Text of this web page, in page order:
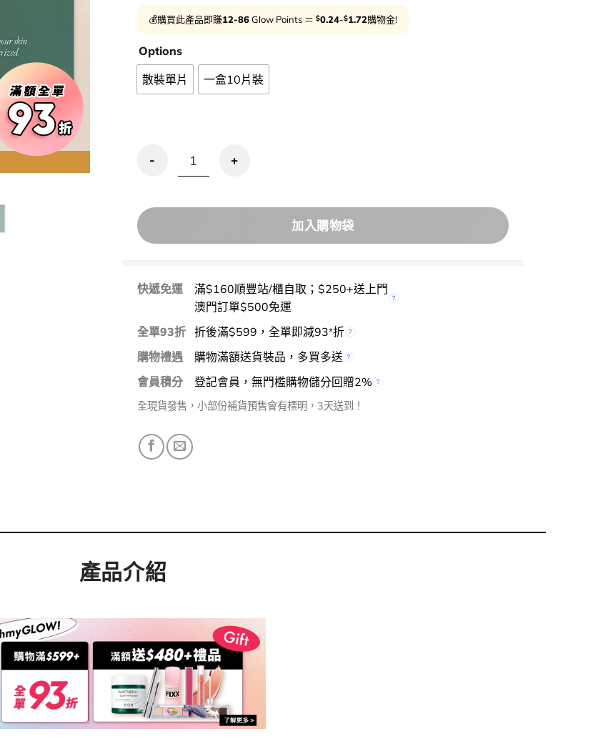
用優惠劵 再減5%
💰購買此產品即賺12-86Glow Points ＝ $0.24-$1.72購物金!
Options
散裝單片 一盒10片裝
優惠碼再95折!aroh Centella Herb Cooling Mask 積雪草蘆薈茶樹降紅消炎保濕面膜 10片
加入購物袋
快遞免運
滿$160順豐站/櫃自取；$250+送上門
澳門訂單$500免運
全單93折 折後滿$599，全單即減93*折
購物禮遇
購物滿額送貨裝品，多買多送
會員積分
登記會員，無門檻購物儲分回贈2%
全現貨發售，小部份補貨預售會有標明，3天送到！
產品介紹